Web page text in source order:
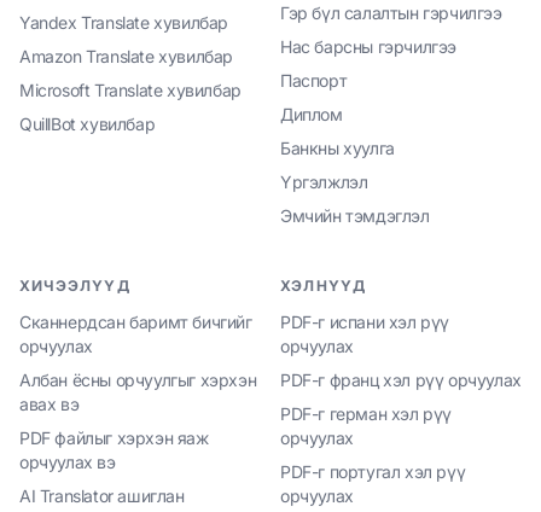
Yandex Translate хувилбар
Amazon Translate хувилбар
Microsoft Translate хувилбар
QuillBot хувилбар
Гэр бүл салалтын гэрчилгээ
Нас барсны гэрчилгээ
Паспорт
Диплом
Банкны хуулга
Үргэлжлэл
Эмчийн тэмдэглэл
ХИЧЭЭЛҮҮД
Сканнердсан баримт бичгийг
орчуулах
Албан ёсны орчуулгыг хэрхэн
авах вэ
PDF файлыг хэрхэн яаж
орчуулах вэ
AI Translator ашиглан
ХЭЛНҮҮД
PDF-г испани хэл рүү
орчуулах
PDF-г франц хэл рүү орчуулах
PDF-г герман хэл рүү
орчуулах
PDF-г португал хэл рүү
орчуулах